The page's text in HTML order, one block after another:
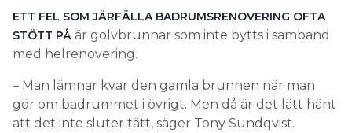
ETT FEL SOM JÄRFÄLLA BADRUMSRENOVERING OFTA
STÖTT PÅ är golvbrunnar som inte bytts i samband
med helrenovering.
– Man lämnar kvar den gamla brunnen när man
gör om badrummet i övrigt. Men då är det lätt hänt
att det inte sluter tätt, säger Tony Sundqvist.